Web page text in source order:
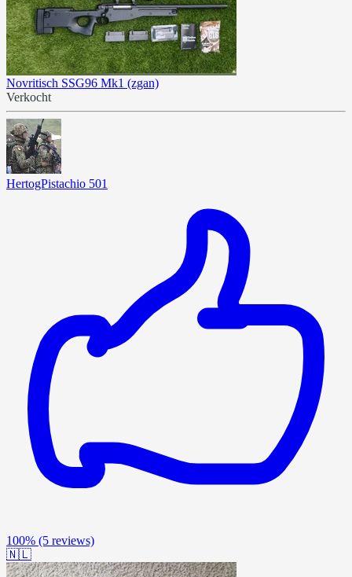
Novritisch SSG96 Mk1 (zgan)
Verkocht
HertogPistachio 501
100% (5 reviews)
🇳🇱